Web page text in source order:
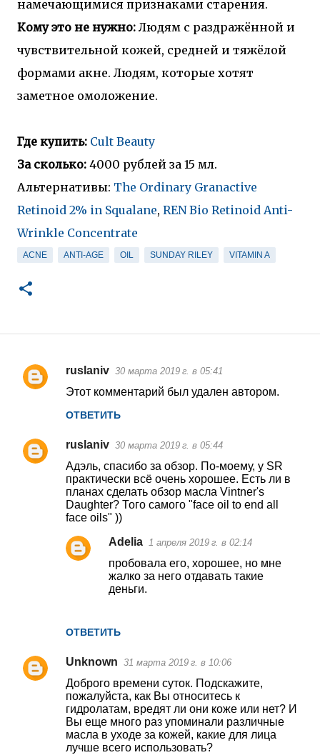
намечающимися признаками старения.
Кому это не нужно: Людям с раздражённой и
чувствительной кожей, средней и тяжёлой
формами акне. Людям, которые хотят
заметное омоложение.
Где купить: Cult Beauty
За сколько: 4000 рублей за 15 мл.
Альтернативы: The Ordinary Granactive
Retinoid 2% in Squalane, REN Bio Retinoid Anti-
Wrinkle Concentrate
ACNE ANTI-AGE OIL SUNDAY RILEY VITAMIN A
К
м
е
ruslaniv 30 марта 2019 г. в 05:41
Этот комментарий был удален автором.
ОТВЕТИТЬ
ruslaniv 30 марта 2019 г. в 05:44
Адэль, спасибо за обзор. По-моему, у SR
практически всё очень хорошее. Есть ли в
планах сделать обзор масла Vintner's
Daughter? Того самого "face oil to end all
face oils" ))
ОТВЕТИТЬ
Adelia 1 апреля 2019 г. в 02:14
пробовала его, хорошее, но мне
жалко за него отдавать такие
деньги.
Unknown 31 марта 2019 г. в 10:06
Доброго времени суток. Подскажите,
пожалуйста, как Вы относитесь к
гидролатам, вредят ли они коже или нет? И
Вы еще много раз упоминали различные
масла в уходе за кожей, какие для лица
лучше всего использовать?